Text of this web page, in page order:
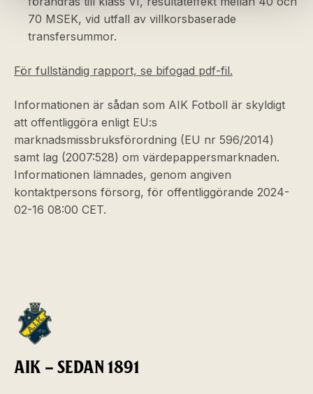
70 MSEK, vid utfall av villkorsbaserade
transfersummor.
För fullständig rapport, se bifogad pdf-fil.
Informationen är sådan som AIK Fotboll är skyldigt
att offentliggöra enligt EU:s
marknadsmissbruksförordning (EU nr 596/2014)
samt lag (2007:528) om värdepappersmarknaden.
Informationen lämnades, genom angiven
kontaktpersons försorg, för offentliggörande 2024-
02-16 08:00 CET.
AIK – SEDAN 1891